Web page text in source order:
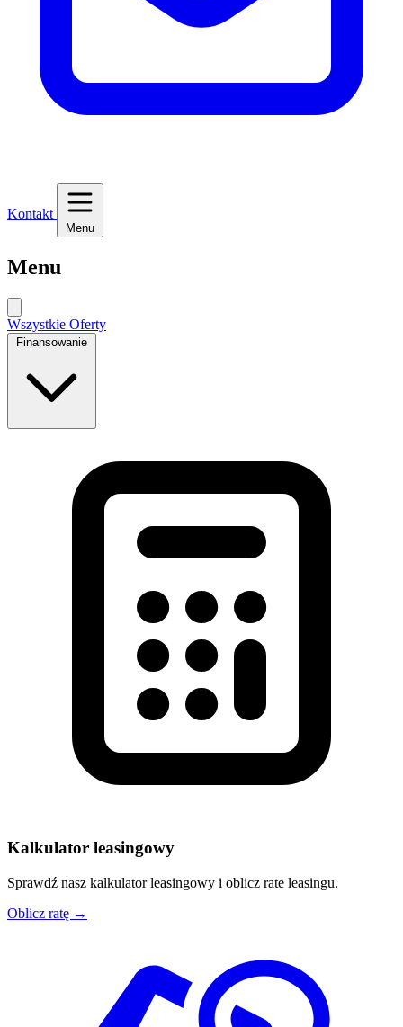
Kontakt
Menu
Menu
Wszystkie Oferty
Finansowanie
Kalkulator leasingowy
Sprawdź nasz kalkulator leasingowy i oblicz rate leasingu.
Oblicz ratę →